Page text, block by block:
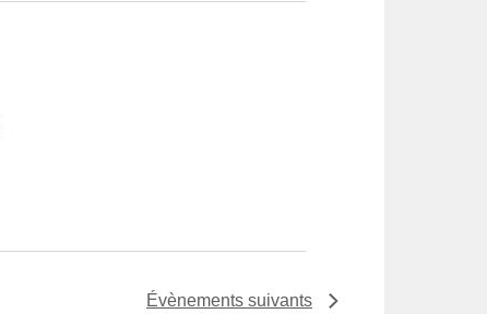
Évènements suivants